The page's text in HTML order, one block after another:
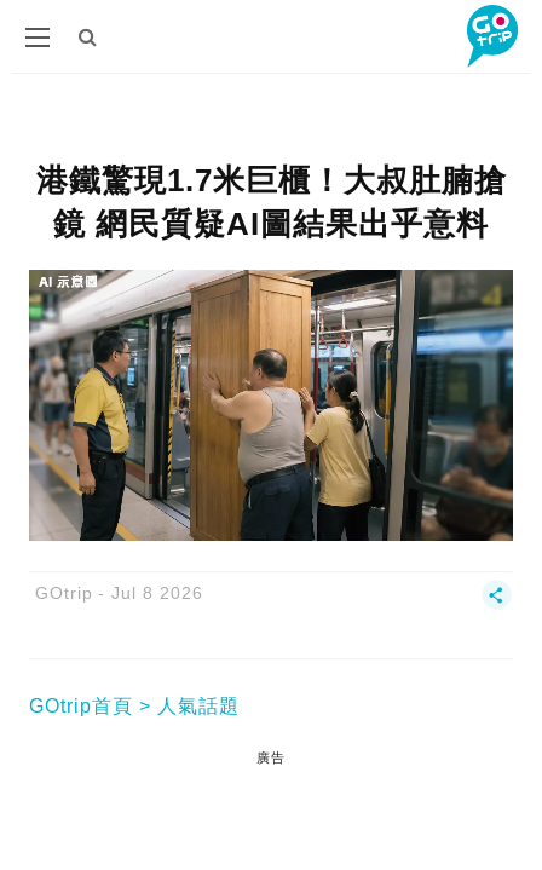
港鐵驚現1.7米巨櫃！大叔肚腩搶
鏡 網民質疑AI圖結果出乎意料
GOtrip Jul 8 2026
GOtrip首頁 人氣話題
廣告